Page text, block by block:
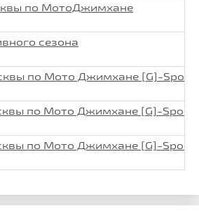
по МотоДжимхане
сезона
по Мото Джимхане [G]-Sport
по Мото Джимхане [G]-Sport
по Мото Джимхане [G]-Sport